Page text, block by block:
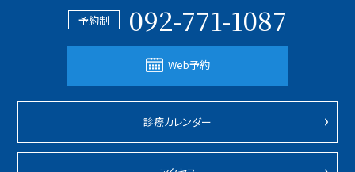
予約制 092-771-1087
Web予約
診療カレンダー